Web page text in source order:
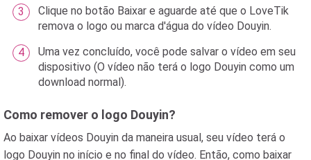
Clique no botão Baixar e aguarde até que o LoveTik
remova o logo ou marca d'água do vídeo Douyin.
Uma vez concluído, você pode salvar o vídeo em seu
dispositivo (O vídeo não terá o logo Douyin como um
download normal).
Como remover o logo Douyin?
Ao baixar vídeos Douyin da maneira usual, seu vídeo terá o
logo Douyin no início e no final do vídeo. Então, como baixar